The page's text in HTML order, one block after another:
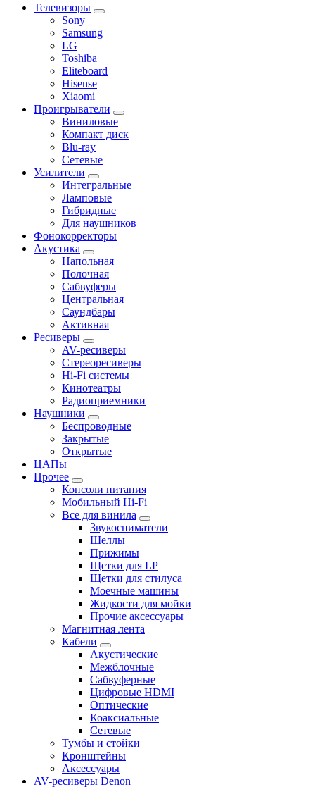
Телевизоры
Sony
Samsung
LG
Toshiba
Eliteboard
Hisense
Xiaomi
Проигрыватели
Виниловые
Компакт диск
Blu-ray
Сетевые
Усилители
Интегральные
Ламповые
Гибридные
Для наушников
Фонокорректоры
Акустика
Напольная
Полочная
Сабвуферы
Центральная
Саундбары
Активная
Ресиверы
AV-ресиверы
Стереоресиверы
Hi-Fi системы
Кинотеатры
Радиоприемники
Наушники
Беспроводные
Закрытые
Открытые
ЦАПы
Прочее
Консоли питания
Мобильный Hi-Fi
Все для винила
Звукосниматели
Шеллы
Прижимы
Щетки для LP
Щетки для стилуса
Моечные машины
Жидкости для мойки
Прочие аксессуары
Магнитная лента
Кабели
Акустические
Межблочные
Сабвуферные
Цифровые HDMI
Оптические
Коаксиальные
Сетевые
Тумбы и стойки
Кронштейны
Аксессуары
AV-ресиверы Denon